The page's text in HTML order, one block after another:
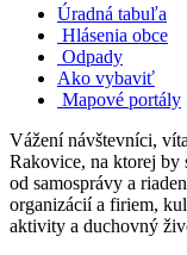
Úradná tabuľa
Hlásenia obce
Odpady
Ako vybaviť
Mapové portály
Vážení návštevníci,
Rakovice, na ktorej by
od samosprávy a
organizácií a firiem,
aktivity a duchovný